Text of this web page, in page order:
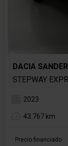
DACIA
STEPWAY
2023
43.767 km
Precio financiado